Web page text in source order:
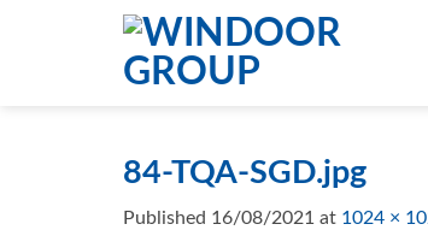
84-TQA-SGD.jpg
Published 16/08/2021 at 1024 ×